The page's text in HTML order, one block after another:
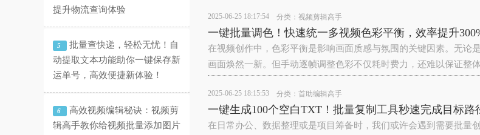
提升物流查询体验
5
批量查快递，轻松无忧！自
动提取文本功能助你一键保存新
运单号，高效便捷新体验！
6
高效视频编辑秘诀：视频剪
辑高手教你给视频批量添加图片
2025-06-25 18:17:54 分类： 视频剪辑高手
一键批量调色！快速统一多视频色彩平衡，效率提升
在视频创作中，色彩平衡是影响画面质感与氛围的关键因素。无论
画面焕然一新。但手动逐帧调整色彩不仅耗时费力，还难以保证整
2025-06-25 18:15:53 分类： 首助编辑高手
一键生成100个空白TXT！批量复制工具秒速完成目标路
在日常办公、数据整理或是项目筹备时，我们或许会遇到需要批